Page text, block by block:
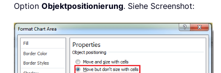
Option Objektpositionierung. Siehe Screenshot: